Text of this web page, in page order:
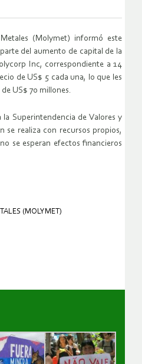
(Molymet) informó este
del aumento de capital de la
Inc, correspondiente a 14
de US$ 5 cada una, lo que les
US$ 70 millones.
Superintendencia de Valores y
se realiza con recursos propios,
se esperan efectos financieros
(MOLYMET)